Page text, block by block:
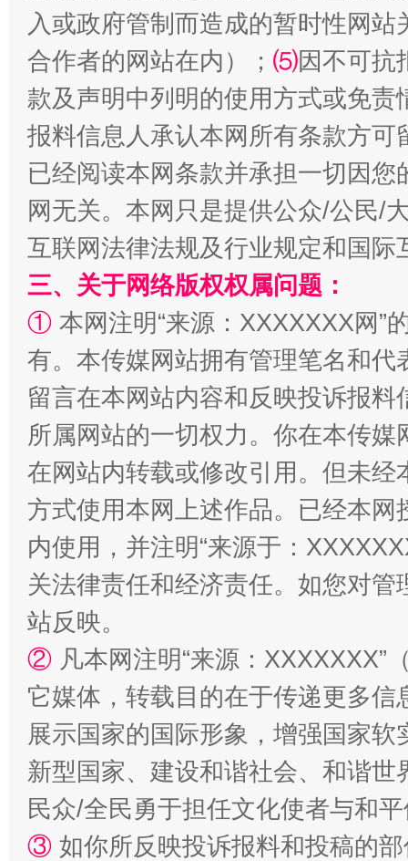
揭批美国五大"原罪" "炒
解纷+调解+退费，一次搞定
站台名比不上好声名
漫山遍野的桃花与雪山、麦地、白藏房 除
入或政府管制而造成的暂时性网
合作者的网站在内）； ⑸因不可抗
款及声明中列明的使用方式或免责
报料信息人承认本网所有条款方
已经阅读本网条款并承担一切因
网无关。本网只是提供公众/公民/
互联网法律法规及行业规定和国
三、关于网络版权权属问题：
① 本网注明“来源：XXXXXXX网”
有。本传媒网站拥有管理笔名和
留言在本网站内容和反映投诉报
所属网站的一切权力。你在本传
在网站内转载或修改引用。但未
方式使用本网上述作品。已经本
内使用，并注明“来源于：
关法律责任和经济责任。如您对
站反映。
② 凡本网注明“来源：
它媒体，转载目的在于传递更多
展示国家的国际形象，增强国家
新型国家、建设和谐社会、和谐
民众/全民勇于担任文化使者与和
③ 如你所反映投诉报料和投稿的